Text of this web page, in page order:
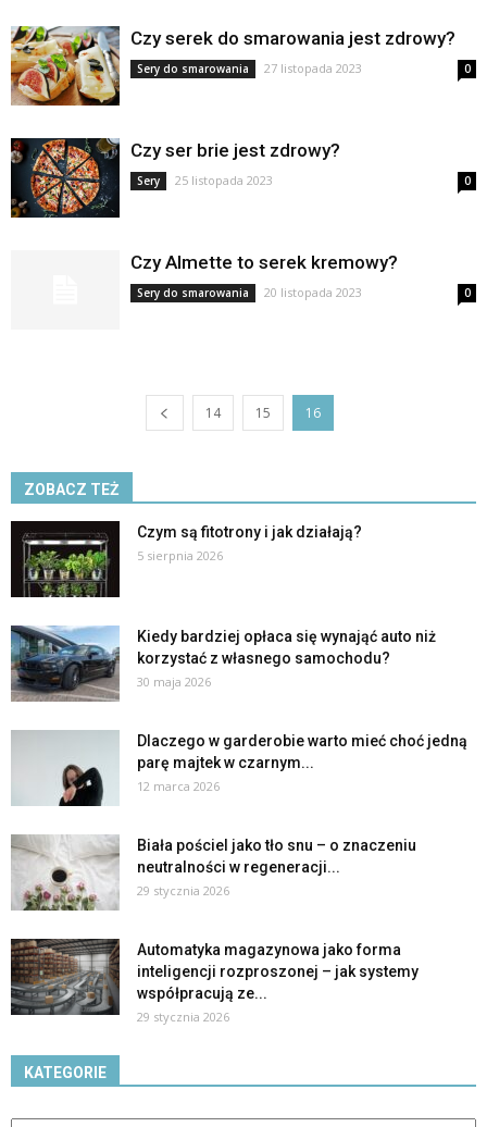
Czy serek do smarowania jest zdrowy?
Sery do smarowania 27 listopada 2023 0
Czy ser brie jest zdrowy?
Sery 25 listopada 2023 0
Czy Almette to serek kremowy?
Sery do smarowania 20 listopada 2023 0
14 15 16
ZOBACZ TEŻ
Czym są fitotrony i jak działają?
5 sierpnia 2026
Kiedy bardziej opłaca się wynająć auto niż
korzystać z własnego samochodu?
30 maja 2026
Dlaczego w garderobie warto mieć choć jedną
parę majtek w czarnym...
12 marca 2026
Biała pościel jako tło snu – o znaczeniu
neutralności w regeneracji...
29 stycznia 2026
Automatyka magazynowa jako forma
inteligencji rozproszonej – jak systemy
współpracują ze...
29 stycznia 2026
KATEGORIE
Kategorie